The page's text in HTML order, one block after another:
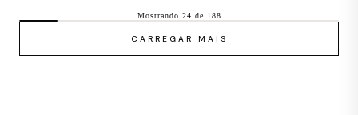
Mostrando 24 de 188
CARREGAR MAIS